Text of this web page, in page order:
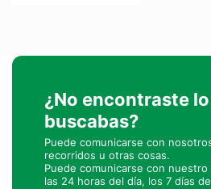
¿No encontraste
buscabas?
Puede comunicarse con
recorridos u otras cosas.
Puede comunicarse con
las 24 horas del día, los 7 días